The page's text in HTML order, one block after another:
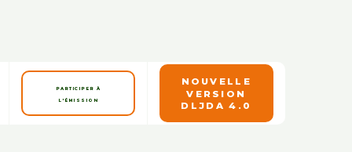
PARTICIPER À
L'ÉMISSION
NOUVELLE
VERSION
DLJDA 4.0